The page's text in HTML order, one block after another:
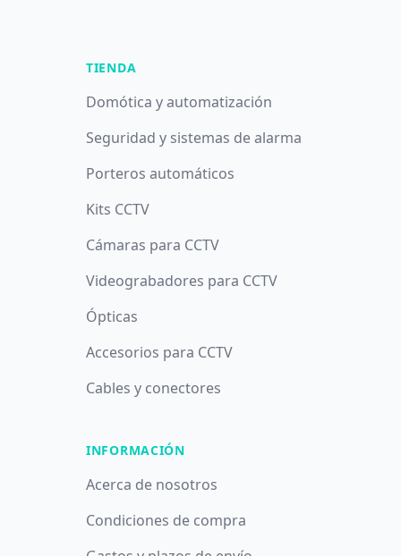
TIENDA
Domótica y automatización
Seguridad y sistemas de alarma
Porteros automáticos
Kits CCTV
Cámaras para CCTV
Videograbadores para CCTV
Ópticas
Accesorios para CCTV
Cables y conectores
INFORMACIÓN
Acerca de nosotros
Condiciones de compra